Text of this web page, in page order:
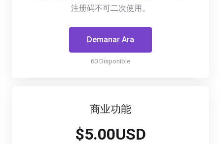
注册码不可二次使用。
Demanar Ara
60 Disponible
商业功能
$5.00USD